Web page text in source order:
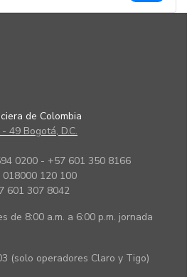
de Colombia
49 Bogotá, D.C.
0200 - +57 601 350 8166
018000 120 100
601 307 8042
de 8:00 a.m. a 6:00 p.m. jornada
(solo operadores Claro y Tigo)